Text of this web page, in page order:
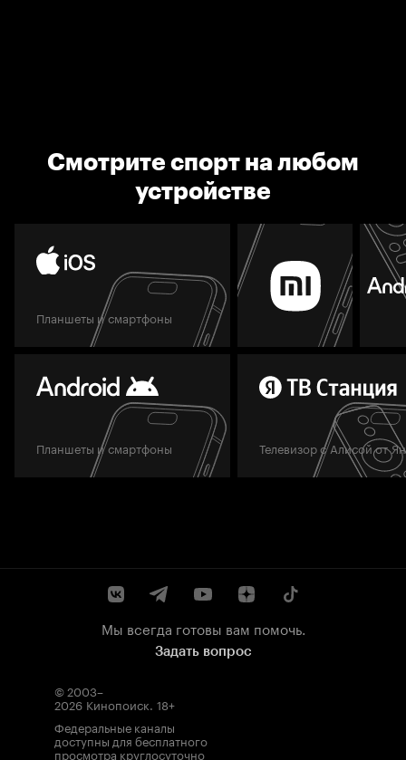
Смотрите спорт на любом
устройстве
Планшеты и смартфоны
Планшеты и смартфоны Телевизор с Алисой от
Мы всегда готовы вам помочь.
Задать вопрос
© 2003–
2026 Кинопоиск. 18+
Федеральные каналы
доступны для бесплатного
просмотра круглосуточно